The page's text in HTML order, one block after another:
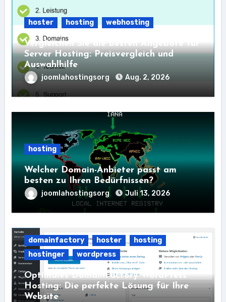
hoster hosting webhosting
Vergleichen Sie die besten Angebote für
Server Hosting: Preisvergleich und
Auswahlhilfe
joomlahostingsorg Aug. 2, 2026
hosting
Welcher Domain-Anbieter passt am
besten zu Ihren Bedürfnissen?
joomlahostingsorg Juli 13, 2026
domainfactory hoster
hosting
hostinger
wordpress
Optimales DomainFactory WordPress
Hosting: Die perfekte Lösung für Ihre
Website